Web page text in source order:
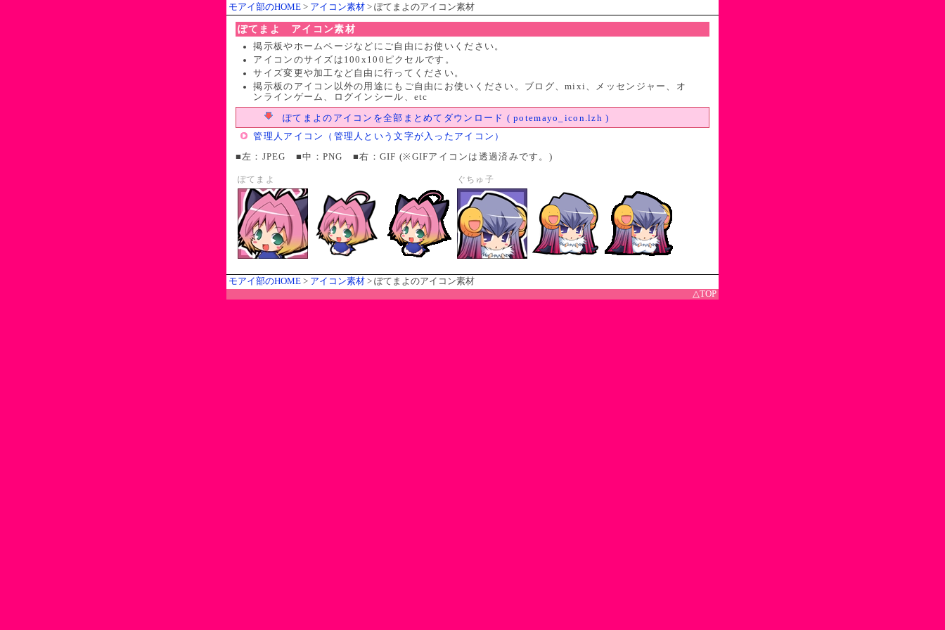
モアイ部のHOME > アイコン素材 > ぽてまよのアイコン素材
ぽてまよ アイコン素材
掲示板やホームページなどにご自由にお使いください。
アイコンのサイズは100x100ピクセルです。
サイズ変更や加工など自由に行ってください。
掲示板のアイコン以外の用途にもご自由にお使いください。ブログ、mixi、メッセンジャー、オ
ンラインゲーム、ログインシール、etc
ぽてまよのアイコンを全部まとめてダウンロード ( potemayo_icon.lzh )
管理人アイコン（管理人という文字が入ったアイコン）
■左：JPEG ■中：PNG ■右：GIF (※GIFアイコンは透過済みです。)
ぽてまよ ぐちゅ子
モアイ部のHOME > アイコン素材 > ぽてまよのアイコン素材
△TOP